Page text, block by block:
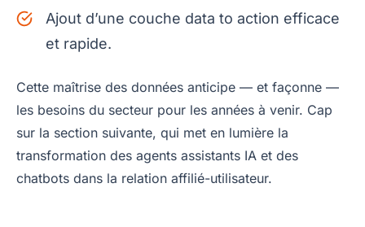
Ajout d’une couche data to action efficace
et rapide.
Cette maîtrise des données anticipe — et façonne —
les besoins du secteur pour les années à venir. Cap
sur la section suivante, qui met en lumière la
transformation des agents assistants IA et des
chatbots dans la relation affilié-utilisateur.